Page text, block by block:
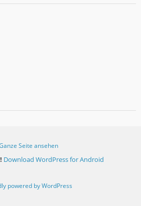
Seite ansehen
Download WordPress for Android
powered by WordPress